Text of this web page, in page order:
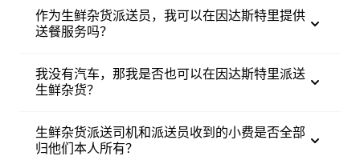
作为生鲜杂货派送员，我可以在因达斯特里提供
送餐服务吗？
我没有汽车，那我是否也可以在因达斯特里派送
生鲜杂货？
生鲜杂货派送司机和派送员收到的小费是否全部
归他们本人所有？